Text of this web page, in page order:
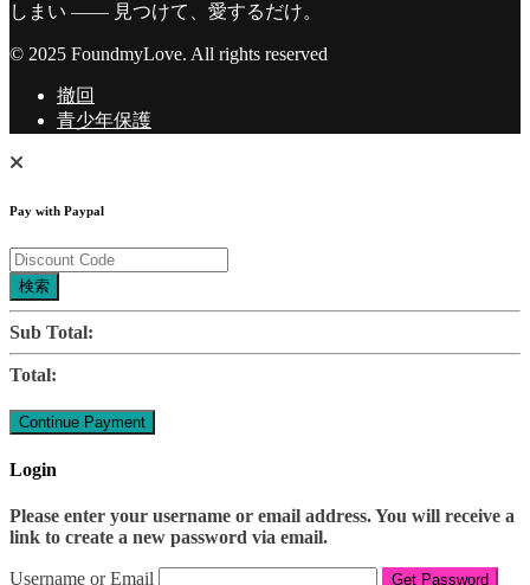
しまい —— 見つけて、愛するだけ。
© 2025 FoundmyLove. All rights reserved
撤回
青少年保護
Pay with Paypal
検索
Sub Total:
Total:
Login
Please enter your username or email address. You will receive a
link to create a new password via email.
Username or Email